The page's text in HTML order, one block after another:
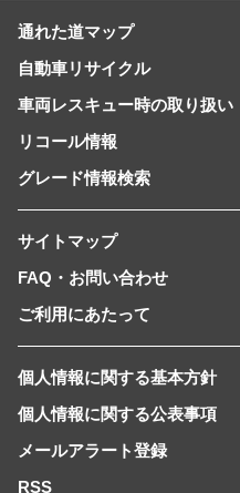
通れた道マップ
自動車リサイクル
車両レスキュー時の取り扱い
リコール情報
グレード情報検索
サイトマップ
FAQ・お問い合わせ
ご利用にあたって
個人情報に関する基本方針
個人情報に関する公表事項
メールアラート登録
RSS